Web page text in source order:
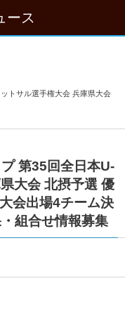
ース
トサル選手権大会 兵庫県大会
第35回全日本U-
大会 北摂予選 優
会出場4チーム決
組合せ情報募集